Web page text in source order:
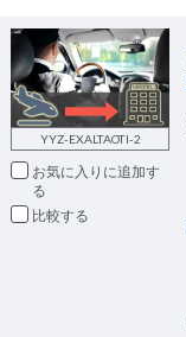
YYZ-EXALTAOTI-2
お気に入りに追加
比較